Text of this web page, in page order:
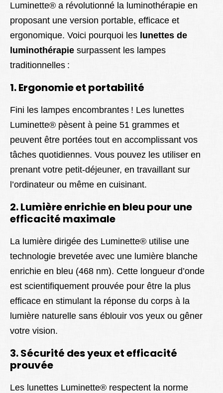
Luminette® a révolutionné la luminothérapie en
proposant une version portable, efficace et
ergonomique. Voici pourquoi les lunettes de
luminothérapie surpassent les lampes
traditionnelles :
1. Ergonomie et portabilité
Fini les lampes encombrantes ! Les lunettes
Luminette® pèsent à peine 51 grammes et
peuvent être portées tout en accomplissant vos
tâches quotidiennes. Vous pouvez les utiliser en
prenant votre petit-déjeuner, en travaillant sur
l’ordinateur ou même en cuisinant.
2. Lumière enrichie en bleu pour une
efficacité maximale
La lumière dirigée des Luminette® utilise une
technologie brevetée avec une lumière blanche
enrichie en bleu (468 nm). Cette longueur d’onde
est scientifiquement prouvée pour être la plus
efficace en stimulant la réponse du corps à la
lumière naturelle sans éblouir vos yeux ou gêner
votre vision.
3. Sécurité des yeux et efficacité
prouvée
Les lunettes Luminette® respectent la norme